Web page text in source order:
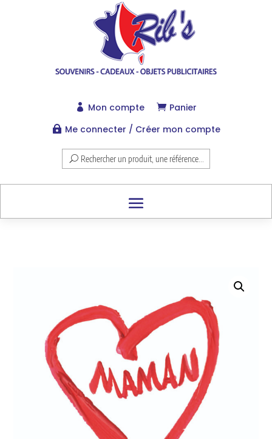
 Mon compte  Panier
 Me connecter / Créer mon compte
Rechercher un produit, une référence...